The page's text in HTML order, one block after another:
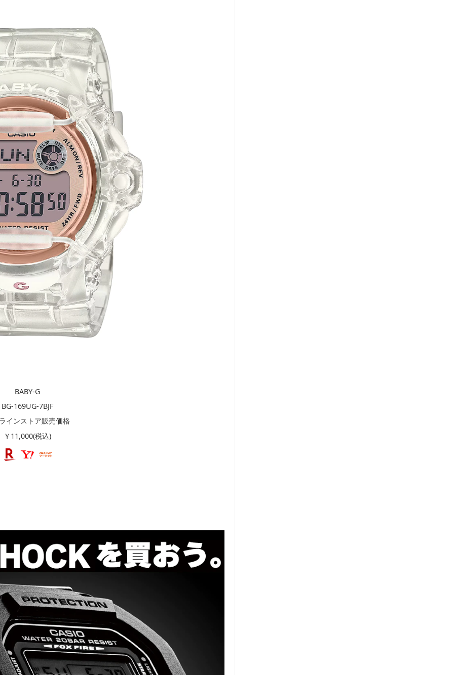
BABY-G
BG-169UG-7BJF
インストア販売価格
￥11,000(税込)